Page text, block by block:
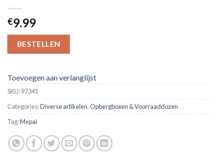
€9.99
BESTELLEN
Toevoegen aan verlanglijst
SKU:97341
Categories:Diverse artikelen,Opbergboxen & Voorraaddozen
Tag:Mepal